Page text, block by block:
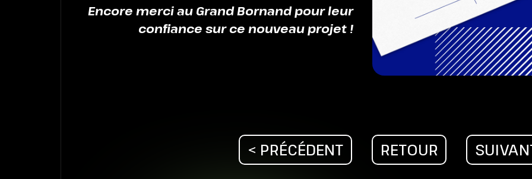
Encore merci au Grand Bornand pour leur
confiance sur ce nouveau projet !
< PRÉCÉDENT RETOUR